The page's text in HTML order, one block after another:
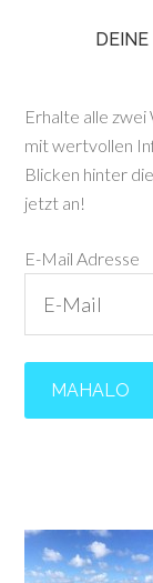
Erhalte alle
mit wertvollen
Blicken hinter
jetzt an!
E-Mail Adresse